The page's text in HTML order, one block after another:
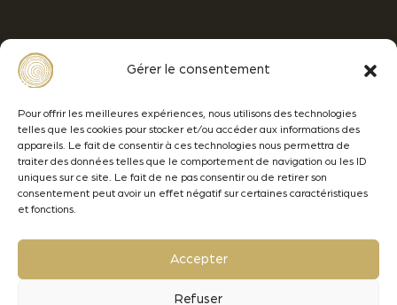
Gérer le consentement
Pour offrir les meilleures expériences, nous utilisons des technologies
telles que les cookies pour stocker et/ou accéder aux informations des
appareils. Le fait de consentir à ces technologies nous permettra de
traiter des données telles que le comportement de navigation ou les ID
uniques sur ce site. Le fait de ne pas consentir ou de retirer son
consentement peut avoir un effet négatif sur certaines caractéristiques
et fonctions.
Accepter
Refuser
+33 (0)5 57 77 92 92
contact@oenobois.com
Menciones legales
Lamothe-Abiet